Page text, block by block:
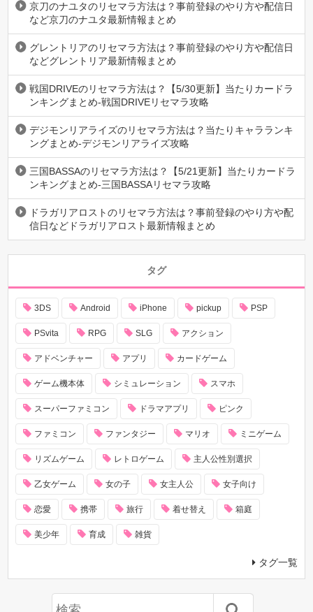
京刀のナユタのリセマラ方法は？事前登録のやり方や配信日
など京刀のナユタ最新情報まとめ
グレントリアのリセマラ方法は？事前登録のやり方や配信日
などグレントリア最新情報まとめ
戦国DRIVEのリセマラ方法は？【5/30更新】当たりカードラ
ンキングまとめ-戦国DRIVEリセマラ攻略
デジモンリアライズのリセマラ方法は？当たりキャラランキ
ングまとめ-デジモンリアライズ攻略
三国BASSAのリセマラ方法は？【5/21更新】当たりカードラ
ンキングまとめ-三国BASSAリセマラ攻略
ドラガリアロストのリセマラ方法は？事前登録のやり方や配
信日などドラガリアロスト最新情報まとめ
タグ
3DS Android iPhone pickup PSP
PSvita RPG SLG アクション
アドベンチャー アプリ カードゲーム
ゲーム機本体 シミュレーション スマホ
スーパーファミコン ドラマアプリ ピンク
ファミコン ファンタジー マリオ ミニゲーム
リズムゲーム レトロゲーム 主人公性別選択
乙女ゲーム 女の子 女主人公 女子向け
恋愛 携帯 旅行 着せ替え 箱庭
美少年 育成 雑貨
タグ一覧